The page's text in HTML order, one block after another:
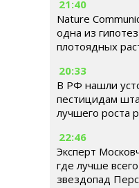
21:40
Nature
одна из
плотоядных
20:33
В РФ нашли
пестицидам
лучшего роста
22:46
Эксперт
где лучше
звездопад